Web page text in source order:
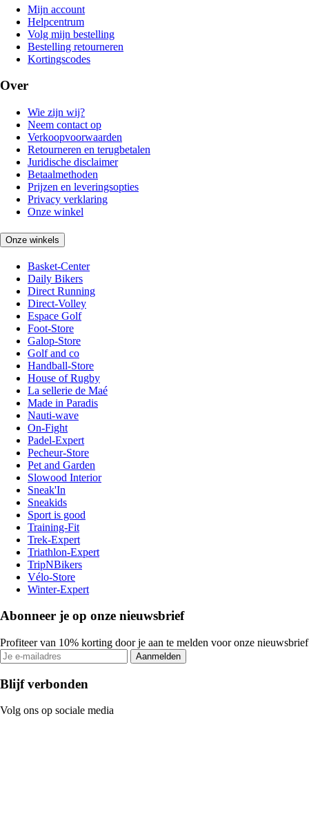
Mijn account
Helpcentrum
Volg mijn bestelling
Bestelling retourneren
Kortingscodes
Over
Wie zijn wij?
Neem contact op
Verkoopvoorwaarden
Retourneren en terugbetalen
Juridische disclaimer
Betaalmethoden
Prijzen en leveringsopties
Privacy verklaring
Onze winkel
Onze winkels
Basket-Center
Daily Bikers
Direct Running
Direct-Volley
Espace Golf
Foot-Store
Galop-Store
Golf and co
Handball-Store
House of Rugby
La sellerie de Maé
Made in Paradis
Nauti-wave
On-Fight
Padel-Expert
Pecheur-Store
Pet and Garden
Slowood Interior
Sneak'In
Sneakids
Sport is good
Training-Fit
Trek-Expert
Triathlon-Expert
TripNBikers
Vélo-Store
Winter-Expert
Abonneer je op onze nieuwsbrief
Profiteer van 10% korting door je aan te melden voor onze nieuwsbrief
Aanmelden
Blijf verbonden
Volg ons op sociale media